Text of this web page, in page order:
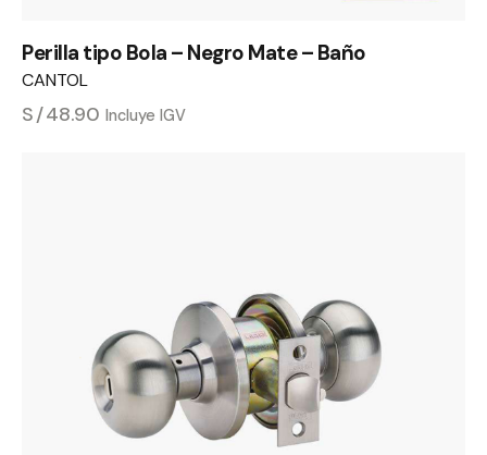
Perilla tipo Bola – Negro Mate – Baño
CANTOL
S/48.90 Incluye IGV